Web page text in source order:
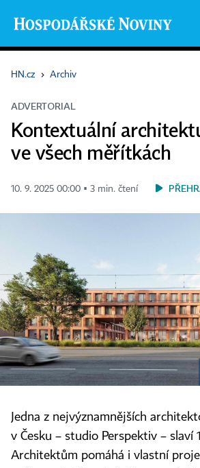
HN.cz › Archiv
ADVERTORIAL
Kontextuální
ve všech měřítkách
10. 9. 2025 00:00 ▪ 3 min. čtení
Jedna z nejvýznamnějších
v Česku – studio Perspektiv – slaví
Architektům pomáhá i vlastní